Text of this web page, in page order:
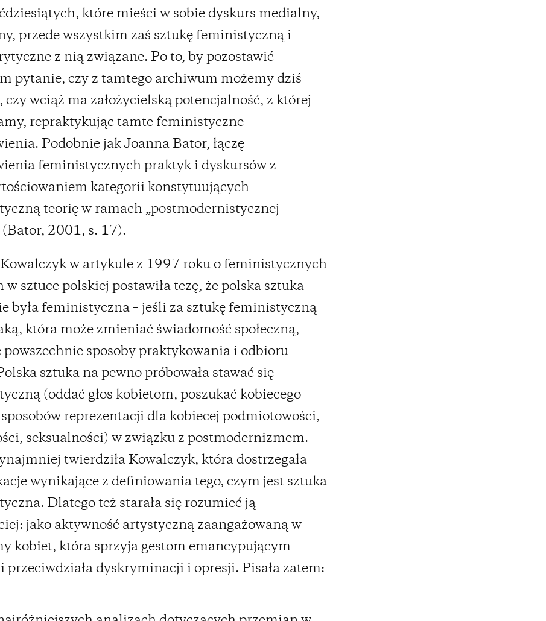
które mieści w sobie dyskurs medialny,
przede wszystkim zaś sztukę feministyczną i
z nią związane. Po to, by pozostawić
pytanie, czy z tamtego archiwum możemy dziś
czy wciąż ma założycielską potencjalność, z której
repraktykując tamte feministyczne
Podobnie jak Joanna Bator, łączę
feministycznych praktyk i dyskursów z
kategorii konstytuujących
teorię w ramach „postmodernistycznej
(Bator, 2001, s. 17).
w artykule z 1997 roku o feministycznych
w sztuce polskiej postawiła tezę, że polska sztuka
była feministyczna – jeśli za sztukę feministyczną
która może zmieniać świadomość społeczną,
powszechnie sposoby praktykowania i odbioru
sztuka na pewno próbowała stawać się
(oddać głos kobietom, poszukać kobiecego
reprezentacji dla kobiecej podmiotowości,
seksualności) w związku z postmodernizmem.
twierdziła Kowalczyk, która dostrzegała
wynikające z definiowania tego, czym jest sztuka
Dlatego też starała się rozumieć ją
jako aktywność artystyczną zaangażowaną w
kobiet, która sprzyja gestom emancypującym
przeciwdziała dyskryminacji i opresji. Pisała zatem: